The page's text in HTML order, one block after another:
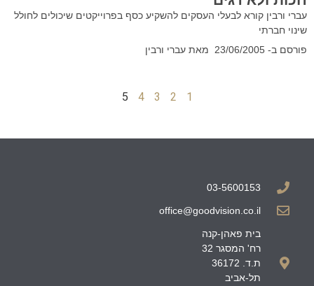
עברי ורבין קורא לבעלי העסקים להשקיע כסף בפרוייקטים שיכולים לחולל
שינוי חברתי
פורסם ב-
מאת עברי ורבין
1
2
3
4
5
03-5600153
office@goodvision.co.il
בית פאהן-קנה
רח' המסגר 32
ת.ד. 36172
תל-אביב